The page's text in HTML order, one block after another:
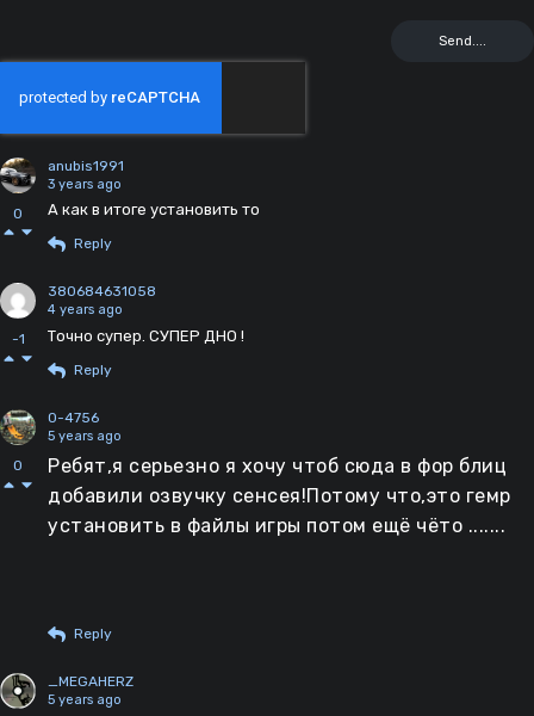
0
anubis1991
3 years ago
А как в итоге установить то
Reply
-1
380684631058
4 years ago
Точно супер. СУПЕР ДНО !
Reply
0
0-4756
5 years ago
Ребят,я серьезно я хочу чтоб сюда в фор блиц
добавили озвучку сенсея!Потому что,это гемр
установить в файлы игры потом ещё чёто .......
Reply
_MEGAHERZ
5 years ago